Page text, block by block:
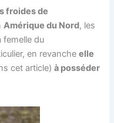
froides de
Amérique du Nord, les
femelle du
en revancheelle
cet article)à posséder